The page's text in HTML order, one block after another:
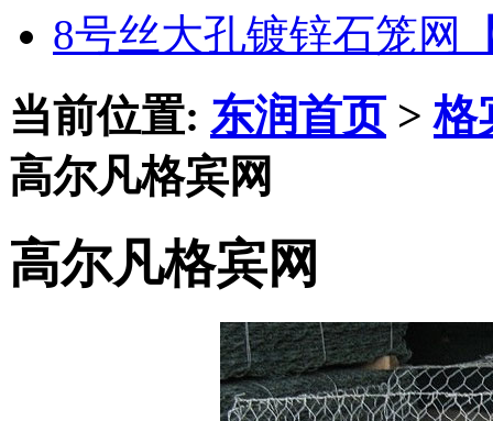
8号丝大孔镀锌石笼网
当前位置: 东润首页>格
高尔凡格宾网
高尔凡格宾网